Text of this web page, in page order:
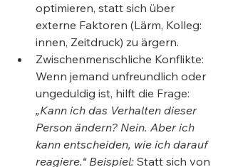
optimieren, statt sich über
externe Faktoren (Lärm, Kolleg:
innen, Zeitdruck) zu ärgern.
Zwischenmenschliche Konflikte:
Wenn jemand unfreundlich oder
ungeduldig ist, hilft die Frage:
„Kann ich das Verhalten dieser
Person ändern? Nein. Aber ich
kann entscheiden, wie ich darauf
reagiere.“ Beispiel: Statt sich von